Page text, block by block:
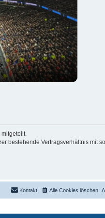
bestehende Vertragsverhältnis mit
Alle Cookies löschen
Kontakt